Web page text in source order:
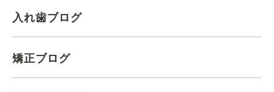
入れ歯ブログ
矯正ブログ